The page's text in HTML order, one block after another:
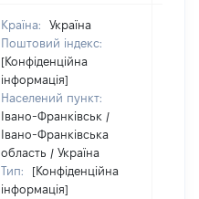
Країна:
Україна
Поштовий індекс:
[Конфіденційна
інформація]
Населений пункт:
Івано-Франківськ /
Івано-Франківська
область / Україна
Тип:
[Конфіденційна
інформація]